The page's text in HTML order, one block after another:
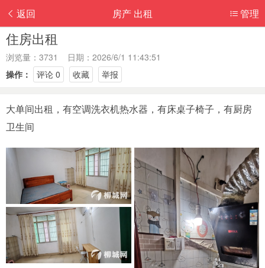
返回 管理
房产 出租
住房出租
浏览量：3731 日期：2026/6/1 11:43:51
操作：
评论 0 收藏 举报
大单间出租，有空调洗衣机热水器，有床桌子椅子，有厨房
卫生间